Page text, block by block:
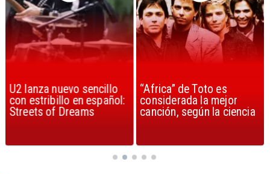
U2 lanza nuevo sencillo
con estribillo en español:
Streets of Dreams
“Africa” de Toto es
considerada la mejor
canción, según la ciencia